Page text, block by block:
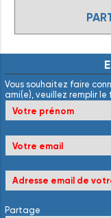
Vous souhaitez faire
ami(e), veuillez remplir
Partage